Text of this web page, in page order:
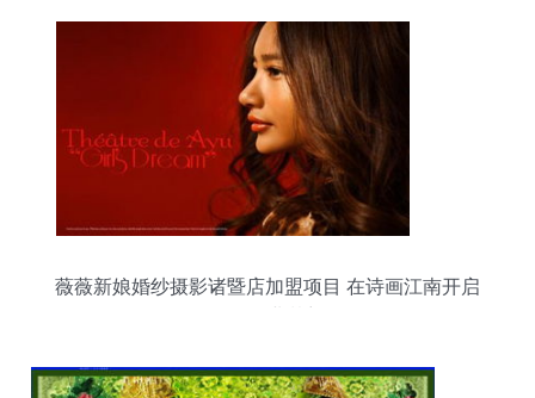
薇薇新娘婚纱摄影诸暨店加盟项目 在诗画江南开启